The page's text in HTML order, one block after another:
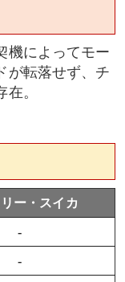
機によってモー
が転落せず、チ
。
ー・スイカ
-
-